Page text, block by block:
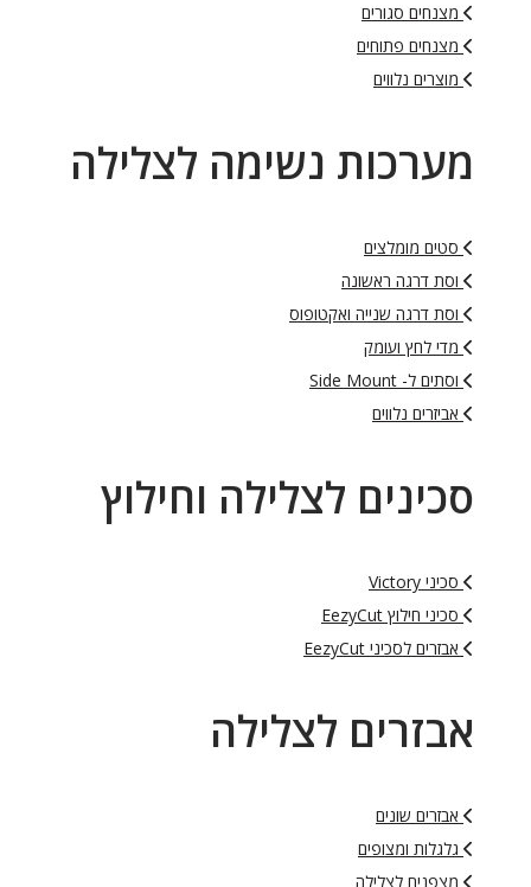
מצנחים סגורים
מצנחים פתוחים
מוצרים נלווים
מערכות נשימה לצלילה
סטים מומלצים
וסת דרגה ראשונה
וסת דרגה שנייה ואקטופוס
מדי לחץ ועומק
וסתים ל- Side Mount
אביזרים נלווים
סכינים לצלילה וחילוץ
סכיני Victory
סכיני חילוץ EezyCut
אבזרים לסכיני EezyCut
אבזרים לצלילה
אבזרים שונים
גלגלות ומצופים
מצפנים לצלילה